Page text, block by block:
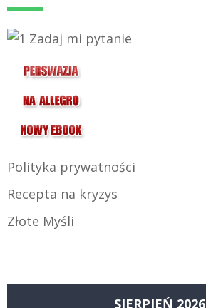
Polityka prywatności
Recepta na kryzys
Złote Myśli
SIERPIEŃ 2026